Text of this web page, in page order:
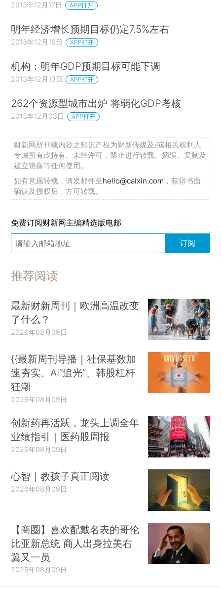
2013年12月17日 APP打开
明年经济增长预期目标仍定7.5%左右
2013年12月16日 APP打开
机构：明年GDP预期目标可能下调
2013年12月13日 APP打开
262个资源型城市出炉 将弱化GDP考核
2013年12月03日 APP打开
财新网所刊载内容之知识产权为财新传媒及/或相关权利人
专属所有或持有。未经许可，禁止进行转载、摘编、复制及
建立镜像等任何使用。
如有意愿转载，请发邮件至hello@caixin.com ，获得书面
确认及授权后，方可转载。
免费订阅财新网主编精选版电邮
订阅
推荐阅读
最新财新周刊｜欧洲高温改变
了什么？
2026年08月09日
{{最新周刊导播｜社保基数加
速夯实、AI“追光”、韩股杠杆
狂潮
2026年08月09日
创新药再活跃，龙头上调全年
业绩指引｜医药股周报
2026年08月09日
心智｜教孩子真正阅读
2026年08月09日
【商圈】喜欢配戴名表的哥伦
比亚新总统 商人出身拉美右
翼又一员
2026年08月09日